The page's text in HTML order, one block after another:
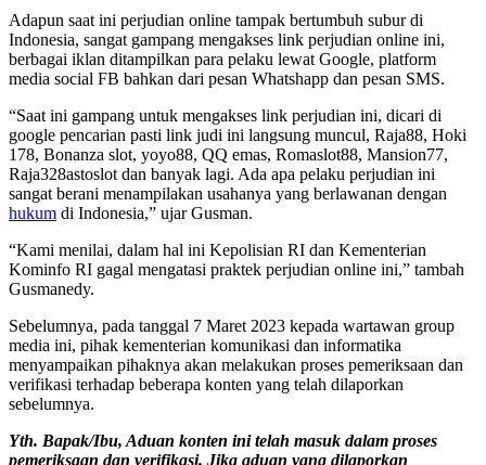
Adapun saat ini perjudian online tampak bertumbuh subur di
Indonesia, sangat gampang mengakses link perjudian online ini,
berbagai iklan ditampilkan para pelaku lewat Google, platform
media social FB bahkan dari pesan Whatshapp dan pesan SMS.
“Saat ini gampang untuk mengakses link perjudian ini, dicari di
google pencarian pasti link judi ini langsung muncul, Raja88, Hoki
178, Bonanza slot, yoyo88, QQ emas, Romaslot88, Mansion77,
Raja328astoslot dan banyak lagi. Ada apa pelaku perjudian ini
sangat berani menampilakan usahanya yang berlawanan dengan
hukum di Indonesia,” ujar Gusman.
“Kami menilai, dalam hal ini Kepolisian RI dan Kementerian
Kominfo RI gagal mengatasi praktek perjudian online ini,” tambah
Gusmanedy.
Sebelumnya, pada tanggal 7 Maret 2023 kepada wartawan group
media ini, pihak kementerian komunikasi dan informatika
menyampaikan pihaknya akan melakukan proses pemeriksaan dan
verifikasi terhadap beberapa konten yang telah dilaporkan
sebelumnya.
Yth. Bapak/Ibu, Aduan konten ini telah masuk dalam proses
pemeriksaan dan verifikasi. Jika aduan yang dilaporkan